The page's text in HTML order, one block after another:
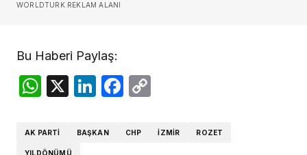
WORLDTURK REKLAM ALANI
Bu Haberi Paylaş:
WhatsApp
X LinkedIn
Facebook
AK PARTİ BAŞKAN CHP İZMİR ROZET
YILDÖNÜMÜ